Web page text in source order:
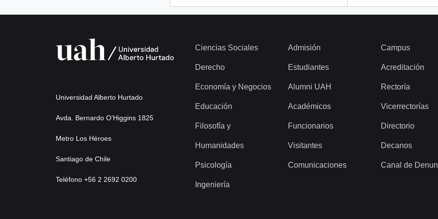
Universidad Alberto Hurtado
Avda. Bernardo O’Higgins 1825
Metro Los Héroes
Santiago de Chile
Teléfono +56 2 2692 0200
Ciencias Sociales
Derecho
Economía y Negocios
Educación
Filosofía y
Humanidades
Psicología
Ingeniería
Admisión
Estudiantes
Alumni UAH
Académicos
Funcionarios
Visitantes
Comunicaciones
Campus
Acreditación
Rectoría
Vicerrectorías
Directorio
Decanos
Canal de